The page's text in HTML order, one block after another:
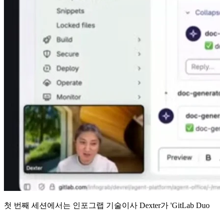
첫 번째 세션에서는 인포그랩 기술이사 Dexter가 'GitLab Duo